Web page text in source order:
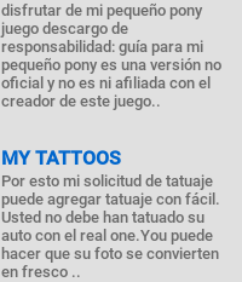
disfrutar de mi pequeño pony
juego descargo de
responsabilidad: guía para mi
pequeño pony es una versión no
oficial y no es ni afiliada con el
creador de este juego..
MY TATTOOS
Por esto mi solicitud de tatuaje
puede agregar tatuaje con fácil.
Usted no debe han tatuado su
auto con el real one.You puede
hacer que su foto se convierten
en fresco ..